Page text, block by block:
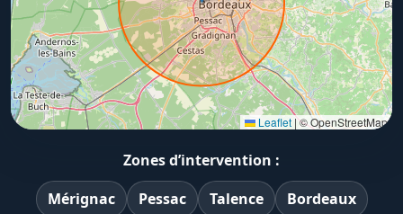
Leaflet |© OpenStreetMap
Zones d’intervention :
Mérignac
Pessac Talence
Bordeaux